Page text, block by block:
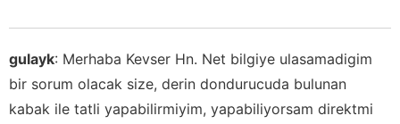
gulayk: Merhaba Kevser Hn. Net bilgiye ulasamadigim
bir sorum olacak size, derin dondurucuda bulunan
kabak ile tatli yapabilirmiyim, yapabiliyorsam direktmi